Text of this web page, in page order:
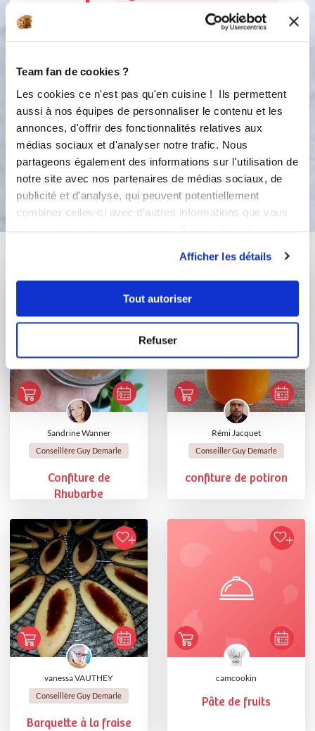
Team fan de cookies ?
Les cookies ce n'est pas qu'en cuisine ! Ils permettent
aussi à nos équipes de personnaliser le contenu et les
annonces, d'offrir des fonctionnalités relatives aux
médias sociaux et d'analyser notre trafic. Nous
partageons également des informations sur l'utilisation de
notre site avec nos partenaires de médias sociaux, de
publicité et d'analyse, qui peuvent potentiellement
combiner celles-ci avec d'autres informations que vous
Afficher les détails
Tout autoriser
Refuser
Remplissez vos pots de confiture,
les remettre à l'endroit. Vous pouvez
pour plus de sécurité de conservation
les mettre sous vide avec votre
Besave.
Bon appétit !
Sandrine Wanner
Conseillère Guy Demarle
Confiture de
Rhubarbe
Rémi Jacquet
Conseiller Guy Demarle
confiture de potiron
vanessa VAUTHEY
Conseillère Guy Demarle
Barquette à la fraise
camcookin
Pâte de fruits